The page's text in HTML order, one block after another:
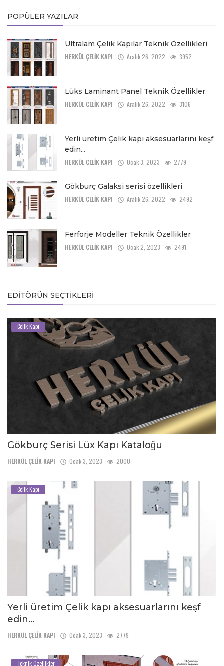
POPÜLER YAZILAR
Ultralam Çelik Kapılar Teknik Özellikleri
HERKÜL ÇELİK KAPI Aralık 26, 2022 3952
Lüks Laminant Panel Teknik Özellikler
HERKÜL ÇELİK KAPI Aralık 26, 2022 3106
Yerli üretim Çelik kapı aksesuarlarını keşf
edin...
HERKÜL ÇELİK KAPI Ocak 3, 2023 2779
Gökburç Galaksi serisi özellikleri
HERKÜL ÇELİK KAPI Aralık 26, 2022 2492
Ferforje Modeller Teknik Özellikler
HERKÜL ÇELİK KAPI Ocak 2, 2023 2491
EDITÖRÜN SEÇTIKLERI
Çelik Kapı
Gökburç Serisi Lüx Kapı Kataloğu
HERKÜL ÇELİK KAPI Ocak 3, 2023 2000
Çelik Kapı
Yerli üretim Çelik kapı aksesuarlarını keşf
edin...
HERKÜL ÇELİK KAPI Ocak 3, 2023 2779
Teknik Özellikler